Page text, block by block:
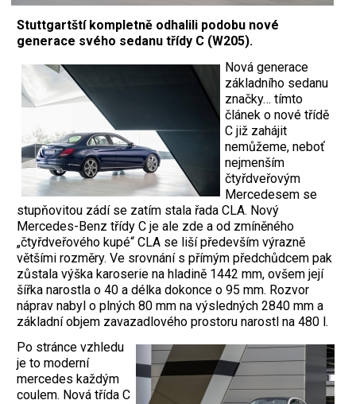
Stuttgartští kompletně odhalili podobu nové
generace svého sedanu třídy C (W205).
Nová generace
základního sedanu
značky… tímto
článek o nové třídě
C již zahájit
nemůžeme, neboť
nejmenším
čtyřdveřovým
Mercedesem se
stupňovitou zádí se zatím stala řada CLA. Nový
Mercedes-Benz třídy C je ale zde a od zmíněného
„čtyřdveřového kupé“ CLA se liší především výrazně
většími rozměry. Ve srovnání s přímým předchůdcem pak
zůstala výška karoserie na hladině 1442 mm, ovšem její
šířka narostla o 40 a délka dokonce o 95 mm. Rozvor
náprav nabyl o plných 80 mm na výsledných 2840 mm a
základní objem zavazadlového prostoru narostl na 480 l.
Po stránce vzhledu
je to moderní
mercedes každým
coulem. Nová třída C